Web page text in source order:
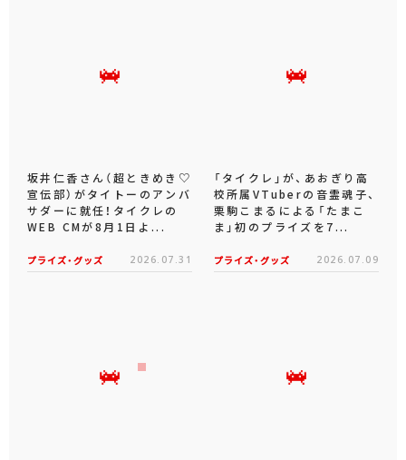
坂井仁香さん（超ときめき♡
宣伝部）がタイトーのアンバ
サダーに就任！タイクレの
WEB CMが8月1日よ...
プライズ・グッズ 2026.07.31
「タイクレ」が、あおぎり高
校所属VTuberの音霊魂子、
栗駒こまるによる「たまこ
ま」初のプライズを7...
プライズ・グッズ 2026.07.09